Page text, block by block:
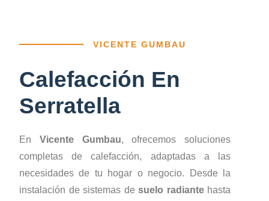
VICENTE GUMBAU
Calefacción En
Serratella
En Vicente Gumbau, ofrecemos soluciones
completas de calefacción, adaptadas a las
necesidades de tu hogar o negocio. Desde la
instalación de sistemas de suelo radiantehasta